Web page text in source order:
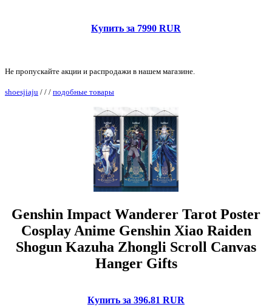
Купить за 7990 RUR
Не пропускайте акции и распродажи в нашем магазине.
shoesjiaju / / / подобные товары
Genshin Impact Wanderer Tarot Poster
Cosplay Anime Genshin Xiao Raiden
Shogun Kazuha Zhongli Scroll Canvas
Hanger Gifts
Купить за 396.81 RUR